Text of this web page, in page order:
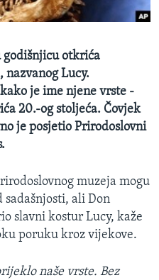
godišnjicu otkrića
Lucy.
je ime njene vrste -
20.-og stoljeća. Čovjek
je posjetio Prirodoslovni
muzeja mogu
ali Don
slavni kostur Lucy, kaže
poruku kroz vijekove.
naše vrste. Bez